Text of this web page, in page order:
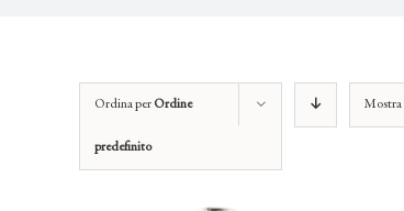
Ordina per Ordine
predefinito
Mostra